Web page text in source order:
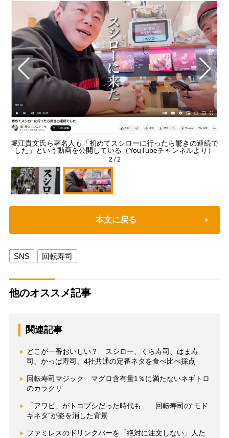
堀江貴文氏ら著名人も「初めてスシローに行ったら驚きの連続で
した」という動画を公開している（YouTubeチャンネルより）
2 /2
本文に戻る
SNS 回転寿司
他のオススメ記事
関連記事
どこが一番おいしい？ スシロー、くら寿司、はま寿
司、かっぱ寿司、4社共通の定番ネタを食べ比べ採点
回転寿司マジック マグロ含有量1％に満たないネギトロ
のカラクリ
「アワビ」がトコブシだった時代も… 回転寿司の“モド
キネタ”が姿を消した背景
ファミレスのドリンクバーを「絶対に注文しない」人た